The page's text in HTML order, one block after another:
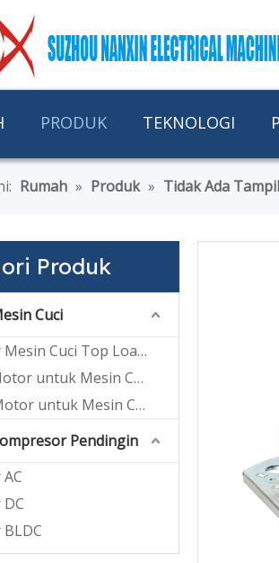
PRODUK TEKNOLOGI
Rumah » Produk » Tidak Ada
Produk
Cuci
Motor Mesin Cuci Top Loading
Cuci Motor untuk Mesin Cuci Twin Tub
Spin Motor untuk Mesin Cuci Twin Tub
Pendingin